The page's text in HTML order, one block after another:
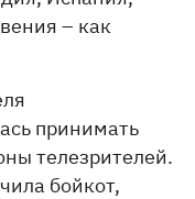
– как
принимать
телезрителей.
бойкот,